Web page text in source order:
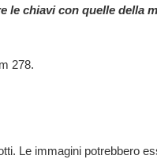
le chiavi con quelle della
278.
Le immagini potrebbero